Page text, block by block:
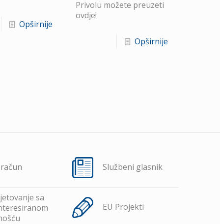
Opširnije
Privolu možete preuzeti
ovdje!
Opširnije
Službeni glasnik
sa
EU Projekti